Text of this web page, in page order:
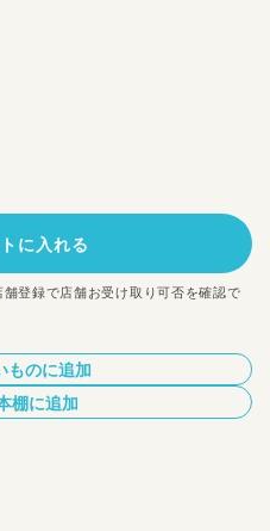
に入れる
登録で店舗お受け取り可否を確認で
ものに追加
棚に追加